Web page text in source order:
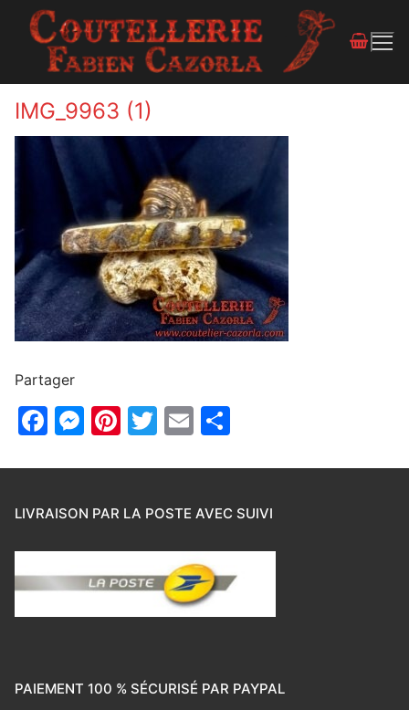
IMG_9963 (1)
Partager
Facebook
Messenger
Pinterest
Twitter
Email
LIVRAISON PAR LA POSTE AVEC SUIVI
PAIEMENT 100 % SÉCURISÉ PAR PAYPAL